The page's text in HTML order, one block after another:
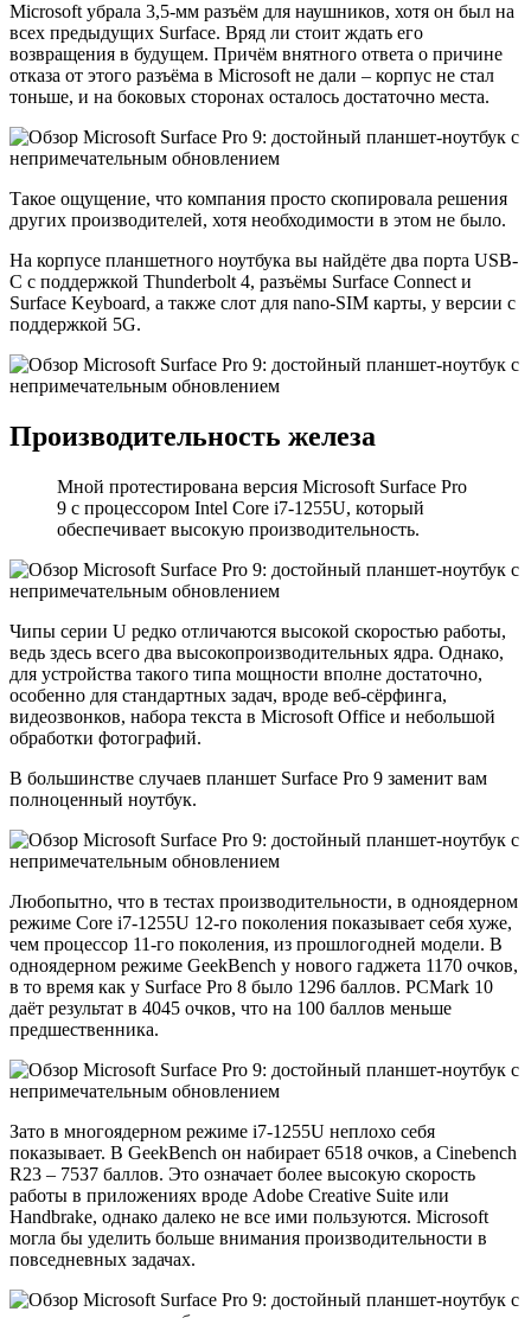
Microsoft убрала 3,5-мм разъём для наушников, хотя он был на
всех предыдущих Surface. Вряд ли стоит ждать его
возвращения в будущем. Причём внятного ответа о причине
отказа от этого разъёма в Microsoft не дали – корпус не стал
тоньше, и на боковых сторонах осталось достаточно места.
Такое ощущение, что компания просто скопировала решения
других производителей, хотя необходимости в этом не было.
На корпусе планшетного ноутбука вы найдёте два порта USB-
C с поддержкой Thunderbolt 4, разъёмы Surface Connect и
Surface Keyboard, а также слот для nano-SIM карты, у версии с
поддержкой 5G.
Производительность железа
Мной протестирована версия Microsoft Surface Pro
9 с процессором Intel Core i7-1255U, который
обеспечивает высокую производительность.
Чипы серии U редко отличаются высокой скоростью работы,
ведь здесь всего два высокопроизводительных ядра. Однако,
для устройства такого типа мощности вполне достаточно,
особенно для стандартных задач, вроде веб-сёрфинга,
видеозвонков, набора текста в Microsoft Office и небольшой
обработки фотографий.
В большинстве случаев планшет Surface Pro 9 заменит вам
полноценный ноутбук.
Любопытно, что в тестах производительности, в одноядерном
режиме Core i7-1255U 12-го поколения показывает себя хуже,
чем процессор 11-го поколения, из прошлогодней модели. В
одноядерном режиме GeekBench у нового гаджета 1170 очков,
в то время как у Surface Pro 8 было 1296 баллов. PCMark 10
даёт результат в 4045 очков, что на 100 баллов меньше
предшественника.
Зато в многоядерном режиме i7-1255U неплохо себя
показывает. В GeekBench он набирает 6518 очков, а Cinebench
R23 – 7537 баллов. Это означает более высокую скорость
работы в приложениях вроде Adobe Creative Suite или
Handbrake, однако далеко не все ими пользуются. Microsoft
могла бы уделить больше внимания производительности в
повседневных задачах.